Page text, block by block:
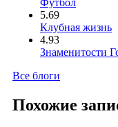
Футбол
5.69
Клубная жизнь
4.93
Знаменитости
Все блоги
Похожие